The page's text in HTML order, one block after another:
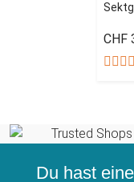
CHF
Du hast